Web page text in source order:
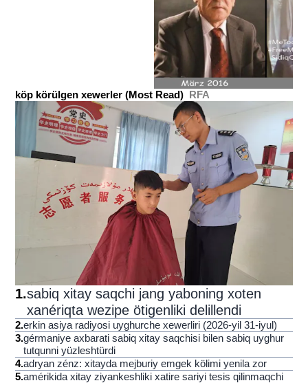
köp körülgen xewerler (Most Read) RFA
1.sabiq xitay saqchi jang yaboning xoten
xanériqta wezipe ötigenliki delillendi
2.erkin asiya radiyosi uyghurche xewerliri (2026-yil 31-iyul)
3.gérmaniye axbarati sabiq xitay saqchisi bilen sabiq uyghur
tutqunni yüzleshtürdi
4.adryan zénz: xitayda mejburiy emgek kölimi yenila zor
5.amérikida xitay ziyankeshliki xatire sariyi tesis qilinmaqchi